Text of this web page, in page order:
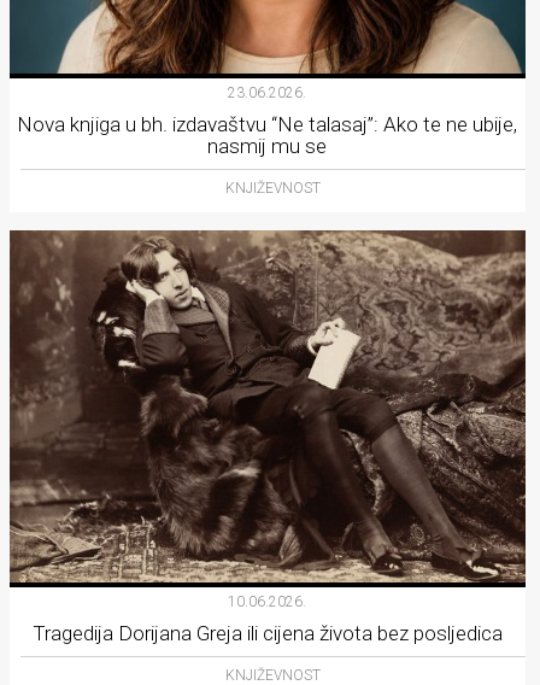
23.06.2026.
Nova knjiga u bh. izdavaštvu “Ne talasaj”: Ako te ne ubije,
nasmij mu se
KNJIŽEVNOST
10.06.2026.
Tragedija Dorijana Greja ili cijena života bez posljedica
KNJIŽEVNOST